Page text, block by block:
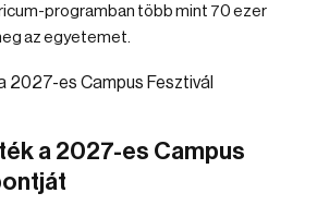
programban több mint 70 ezer
az egyetemet.
a 2027-es Campus